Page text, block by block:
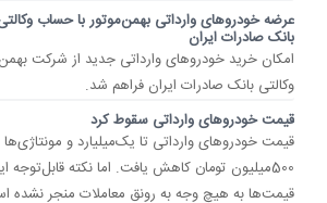
عرضه خودروهای وارداتی بهمن‌موتور با حساب
بانک صادرات ایران
​امکان خرید خودروهای وارداتی جدید از شرکت
وکالتی بانک صادرات ایران فراهم شد.
قیمت خودروهای وارداتی سقوط کرد
قیمت خودروهای وارداتی تا یک‌میلیارد و مونتاژی‌ها
500‌میلیون تومان کاهش یافت. اما نکته
قیمت‌ها به هیچ وجه به رونق معاملات منجر نشده